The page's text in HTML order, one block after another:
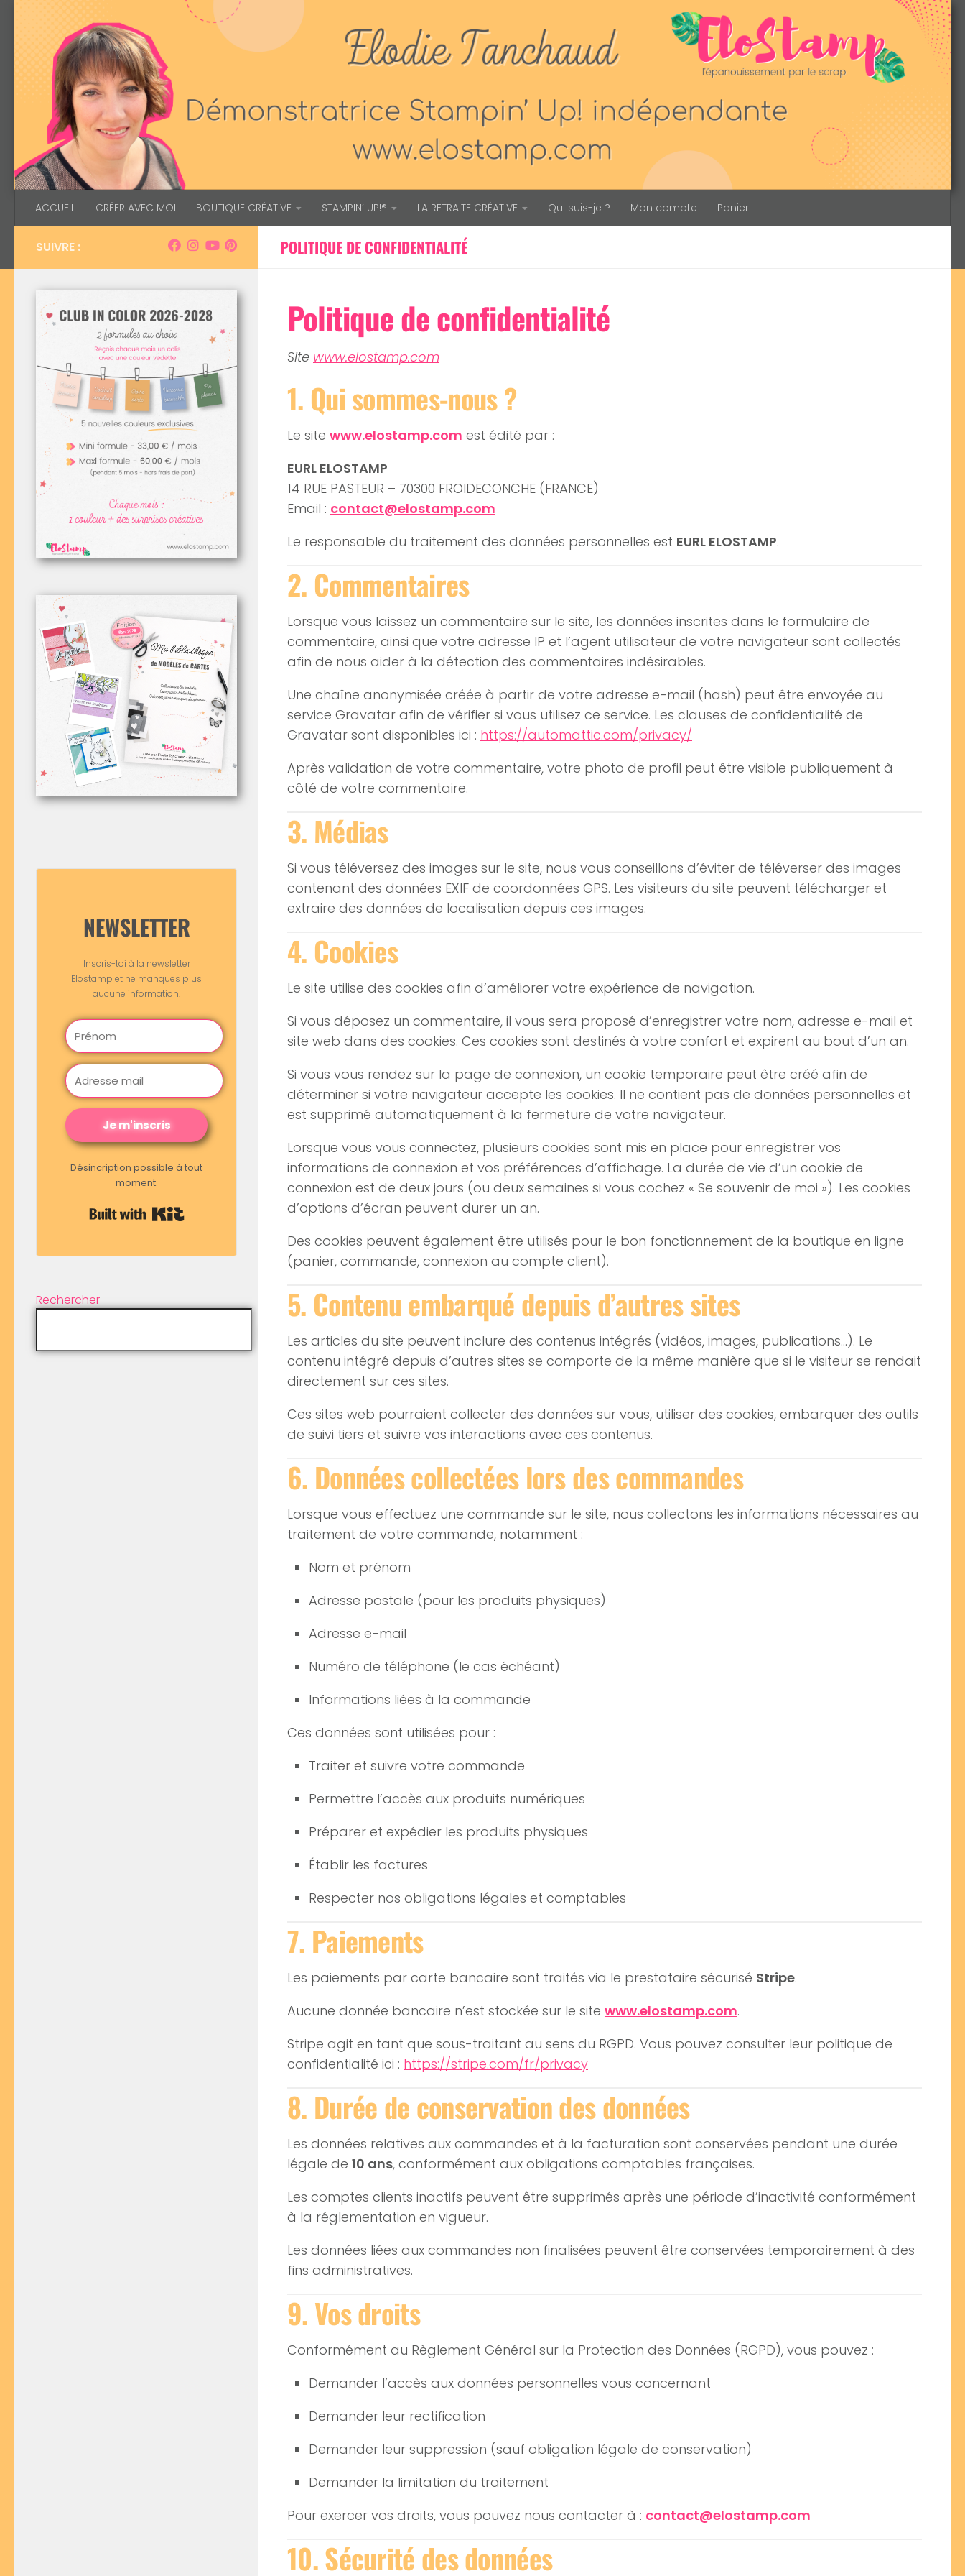
Skip to content
ACCUEIL CRÉER AVEC MOI BOUTIQUE CRÉATIVE STAMPIN’ UP!® LA RETRAITE CRÉATIVE Qui suis-je ? Mon compte Panier
POLITIQUE DE CONFIDENTIALITÉ
Politique de confidentialité
Site www.elostamp.com
1. Qui sommes-nous ?
Le site www.elostamp.com est édité par :
EURL ELOSTAMP
14 RUE PASTEUR – 70300 FROIDECONCHE (FRANCE)
Email : contact@elostamp.com
Le responsable du traitement des données personnelles est EURL ELOSTAMP.
2. Commentaires
Lorsque vous laissez un commentaire sur le site, les données inscrites dans le formulaire de
commentaire, ainsi que votre adresse IP et l’agent utilisateur de votre navigateur sont collectés
afin de nous aider à la détection des commentaires indésirables.
Une chaîne anonymisée créée à partir de votre adresse e-mail (hash) peut être envoyée au
service Gravatar afin de vérifier si vous utilisez ce service. Les clauses de confidentialité de
Gravatar sont disponibles ici : https://automattic.com/privacy/
Après validation de votre commentaire, votre photo de profil peut être visible publiquement à
côté de votre commentaire.
3. Médias
Si vous téléversez des images sur le site, nous vous conseillons d’éviter de téléverser des images
contenant des données EXIF de coordonnées GPS. Les visiteurs du site peuvent télécharger et
extraire des données de localisation depuis ces images.
4. Cookies
Le site utilise des cookies afin d’améliorer votre expérience de navigation.
Si vous déposez un commentaire, il vous sera proposé d’enregistrer votre nom, adresse e-mail et
site web dans des cookies. Ces cookies sont destinés à votre confort et expirent au bout d’un an.
Si vous vous rendez sur la page de connexion, un cookie temporaire peut être créé afin de
déterminer si votre navigateur accepte les cookies. Il ne contient pas de données personnelles et
est supprimé automatiquement à la fermeture de votre navigateur.
Lorsque vous vous connectez, plusieurs cookies sont mis en place pour enregistrer vos
informations de connexion et vos préférences d’affichage. La durée de vie d’un cookie de
connexion est de deux jours (ou deux semaines si vous cochez « Se souvenir de moi »). Les cookies
d’options d’écran peuvent durer un an.
Des cookies peuvent également être utilisés pour le bon fonctionnement de la boutique en ligne
(panier, commande, connexion au compte client).
5. Contenu embarqué depuis d’autres sites
Les articles du site peuvent inclure des contenus intégrés (vidéos, images, publications…). Le
contenu intégré depuis d’autres sites se comporte de la même manière que si le visiteur se rendait
directement sur ces sites.
Ces sites web pourraient collecter des données sur vous, utiliser des cookies, embarquer des outils
de suivi tiers et suivre vos interactions avec ces contenus.
6. Données collectées lors des commandes
Lorsque vous effectuez une commande sur le site, nous collectons les informations nécessaires au
traitement de votre commande, notamment :
Nom et prénom
Adresse postale (pour les produits physiques)
Adresse e-mail
Numéro de téléphone (le cas échéant)
Informations liées à la commande
Ces données sont utilisées pour :
Traiter et suivre votre commande
Permettre l’accès aux produits numériques
Préparer et expédier les produits physiques
Établir les factures
Respecter nos obligations légales et comptables
7. Paiements
Les paiements par carte bancaire sont traités via le prestataire sécurisé Stripe.
Aucune donnée bancaire n’est stockée sur le site www.elostamp.com.
Stripe agit en tant que sous-traitant au sens du RGPD. Vous pouvez consulter leur politique de
confidentialité ici : https://stripe.com/fr/privacy
8. Durée de conservation des données
Les données relatives aux commandes et à la facturation sont conservées pendant une durée
légale de 10 ans, conformément aux obligations comptables françaises.
Les comptes clients inactifs peuvent être supprimés après une période d’inactivité conformément
à la réglementation en vigueur.
Les données liées aux commandes non finalisées peuvent être conservées temporairement à des
fins administratives.
9. Vos droits
Conformément au Règlement Général sur la Protection des Données (RGPD), vous pouvez :
Demander l’accès aux données personnelles vous concernant
Demander leur rectification
Demander leur suppression (sauf obligation légale de conservation)
Demander la limitation du traitement
Pour exercer vos droits, vous pouvez nous contacter à : contact@elostamp.com
10. Sécurité des données
SUIVRE :
NEWSLETTER
Inscris-toi à la newsletter
Elostamp et ne manques plus
aucune information.
Je m'inscris
Désincription possible à tout
moment.
Rechercher